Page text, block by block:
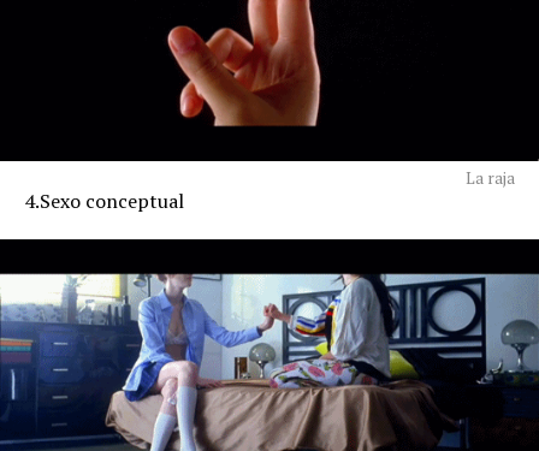
La raja
4.Sexo conceptual